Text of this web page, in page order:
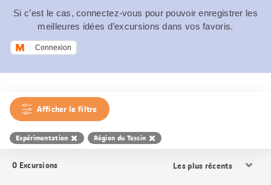
Si c’est le cas, connectez-vous pour pouvoir enregistrer les
meilleures idées d’excursions dans vos favoris.
Connexion
Afficher le filtre
Expérimentation Région du Tessin
0 Excursions
les